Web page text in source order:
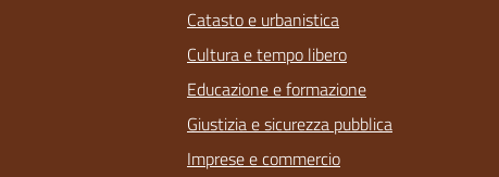
Catasto e urbanistica
Cultura e tempo libero
Educazione e formazione
Giustizia e sicurezza pubblica
Imprese e commercio